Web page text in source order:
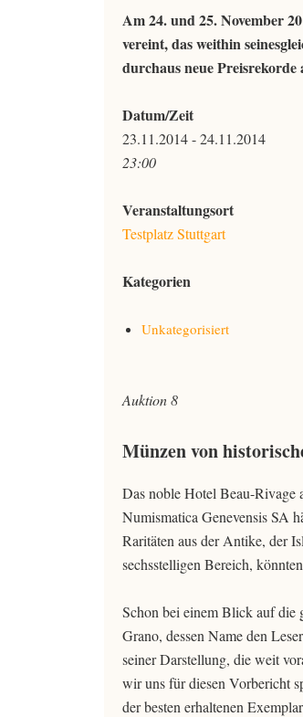
Am 24. und 25. November
vereint, das weithin
durchaus neue Preisrekorde
Datum/Zeit
23.11.2014 - 24.11.2014
23:00
Veranstaltungsort
Testplatz Stuttgart
Kategorien
Unkategorisiert
Auktion 8
Münzen von
Das noble Hotel Beau-Rivage
Numismatica Genevensis SA
Raritäten aus der Antike, der
sechsstelligen Bereich,
Schon bei einem Blick auf die
Grano, dessen Name den
seiner Darstellung, die weit
wir uns für diesen Vorbericht
der besten erhaltenen